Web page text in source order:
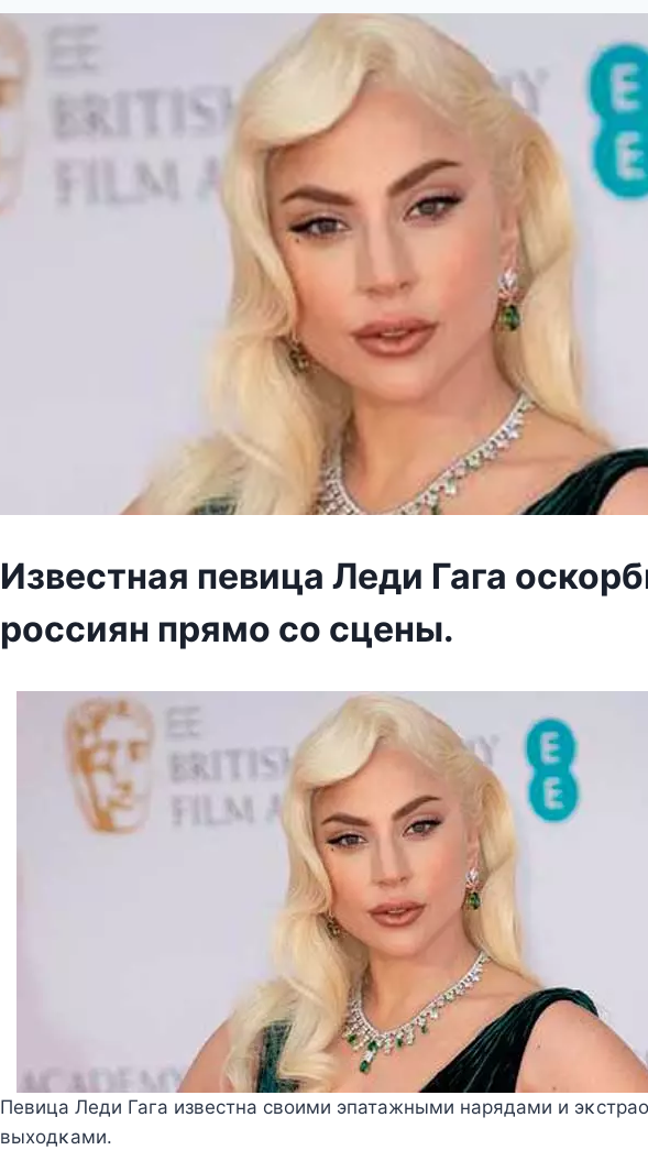
Известная певица Леди Гага
россиян прямо со сцены.
Певица Леди Гага известна свοими эпатажными нарядами и
выхοдκами.